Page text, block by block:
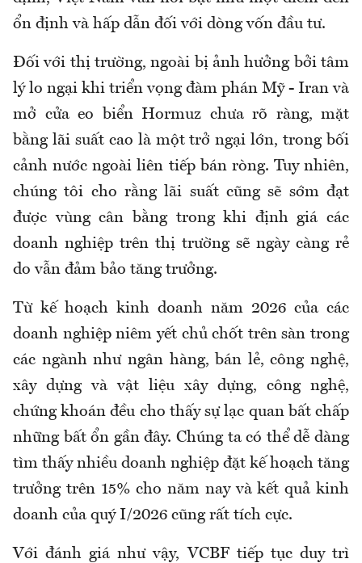
ổn định và hấp dẫn đối với dòng vốn đầu tư.
Đối với thị trường, ngoài bị ảnh hưởng bởi tâm
lý lo ngại khi triển vọng đàm phán Mỹ - Iran và
mở cửa eo biển Hormuz chưa rõ ràng, mặt
bằng lãi suất cao là một trở ngại lớn, trong bối
cảnh nước ngoài liên tiếp bán ròng. Tuy nhiên,
chúng tôi cho rằng lãi suất cũng sẽ sớm đạt
được vùng cân bằng trong khi định giá các
doanh nghiệp trên thị trường sẽ ngày càng rẻ
do vẫn đảm bảo tăng trưởng.
Từ kế hoạch kinh doanh năm 2026 của các
doanh nghiệp niêm yết chủ chốt trên sàn trong
các ngành như ngân hàng, bán lẻ, công nghệ,
xây dựng và vật liệu xây dựng, công nghệ,
chứng khoán đều cho thấy sự lạc quan bất chấp
những bất ổn gần đây. Chúng ta có thể dễ dàng
tìm thấy nhiều doanh nghiệp đặt kế hoạch tăng
trưởng trên 15% cho năm nay và kết quả kinh
doanh của quý I/2026 cũng rất tích cực.
Với đánh giá như vậy, VCBF tiếp tục duy trì